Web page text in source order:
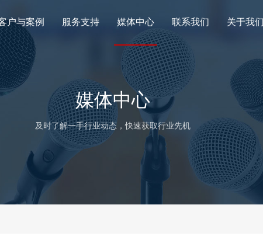
户与案例 服务支持 媒体中心 联系我们 关于我们
媒体中心
及时了解一手行业动态，快速获取行业先机